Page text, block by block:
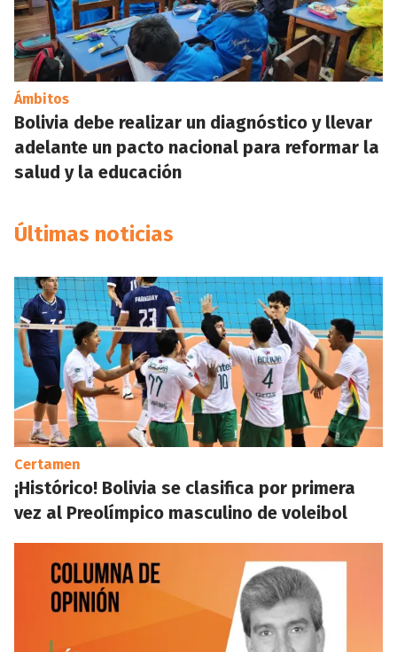
Ámbitos
Bolivia debe realizar un diagnóstico y llevar
adelante un pacto nacional para reformar la
salud y la educación
Últimas noticias
Certamen
¡Histórico! Bolivia se clasifica por primera
vez al Preolímpico masculino de voleibol